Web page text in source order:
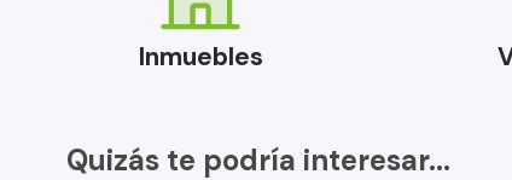
Inmuebles
Quizás te podría interesar...